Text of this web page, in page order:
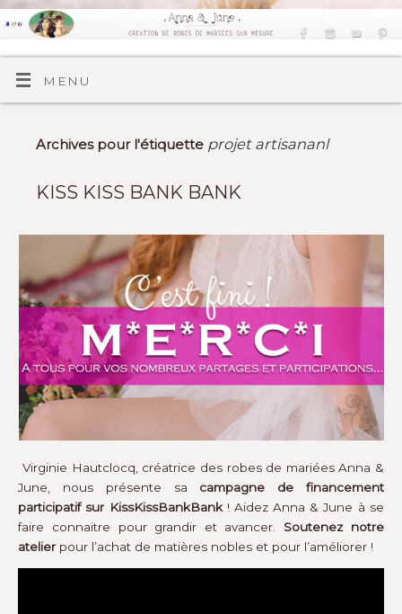
MENU
Archives pour l'étiquette projet artisananl
KISS KISS BANK BANK
Virginie Hautclocq, créatrice des robes de mariées Anna &
June, nous présente sa campagne de financement
participatif sur KissKissBankBank! Aidez Anna & June à se
faire connaitre pour grandir et avancer. Soutenez notre
atelierpour l’achat de matières nobles et pour l’améliorer !